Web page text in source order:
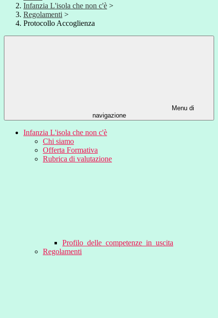
Infanzia L'isola che non c'è >
Regolamenti >
Protocollo Accoglienza
Menu di
navigazione
Infanzia L'isola che non c'è
Chi siamo
Offerta Formativa
Rubrica di valutazione
Profilo_delle_competenze_in_uscita
Regolamenti